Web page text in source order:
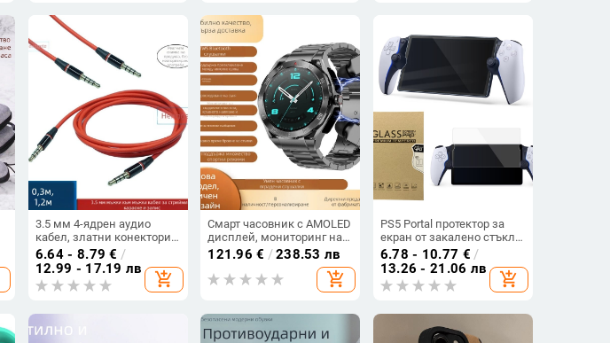
предпазни обувки с
плетена подметка
3.5 мм 4-ядрен аудио
кабел, златни конектори,
гола медна сърцевина, за
цифрови устройства
6.64 - 8.79 € /
12.99 - 17.19 лв
add_shopping_cart
Смарт часовник с AMOLED
дисплей, мониторинг на
сърдечната честота,
кръвното налягане,
кислород в кръвта и
следене на съня; живот
121.96 € /238.53 лв
add_shopping_cart
PS5 Portal протектор за
екран от закалено стъкло
- 0,25 мм, 100%
прозрачност, съвместим
с PS5 Portal, OEM
обработка
6.78 - 10.77 € /
13.26 - 21.06 лв
add_shopping_cart